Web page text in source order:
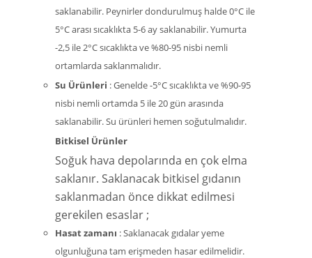
saklanabilir. Peynirler dondurulmuş halde 0°C ile
5°C arası sıcaklıkta 5-6 ay saklanabilir. Yumurta
-2,5 ile 2°C sıcaklıkta ve %80-95 nisbi nemli
ortamlarda saklanmalıdır.
Su Ürünleri : Genelde -5°C sıcaklıkta ve %90-95
nisbi nemli ortamda 5 ile 20 gün arasında
saklanabilir. Su ürünleri hemen soğutulmalıdır.
Bitkisel Ürünler
Soğuk hava depolarında en çok elma
saklanır. Saklanacak bitkisel gıdanın
saklanmadan önce dikkat edilmesi
gerekilen esaslar ;
Hasat zamanı : Saklanacak gıdalar yeme
olgunluğuna tam erişmeden hasar edilmelidir.